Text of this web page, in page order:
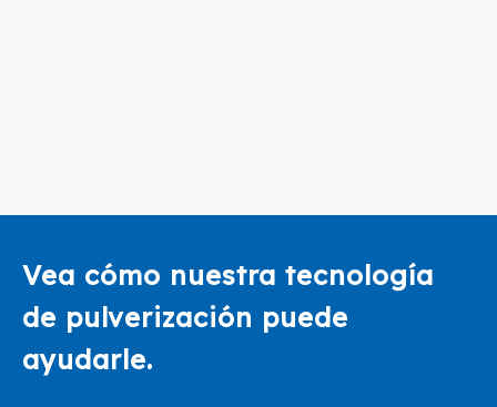
Vea cómo nuestra tecnología
de pulverización puede
ayudarle.